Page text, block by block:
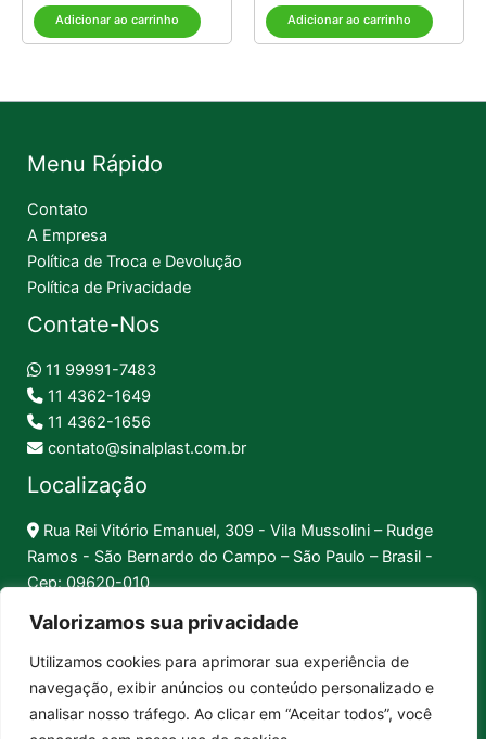
Valorizamos sua privacidade
Utilizamos cookies para aprimorar sua experiência de
navegação, exibir anúncios ou conteúdo personalizado e
analisar nosso tráfego. Ao clicar em “Aceitar todos”, você
Adicionar ao carrinho Adicionar ao carrinho
Menu Rápido
Contato
A Empresa
Política de Troca e Devolução
Política de Privacidade
Contate-Nos
11 99991-7483
11 4362-1649
11 4362-1656
contato@sinalplast.com.br
Localização
Rua Rei Vitório Emanuel, 309 - Vila Mussolini – Rudge
Ramos - São Bernardo do Campo – São Paulo – Brasil -
Cep: 09620-010
Pix │ Boleto │ Cartão